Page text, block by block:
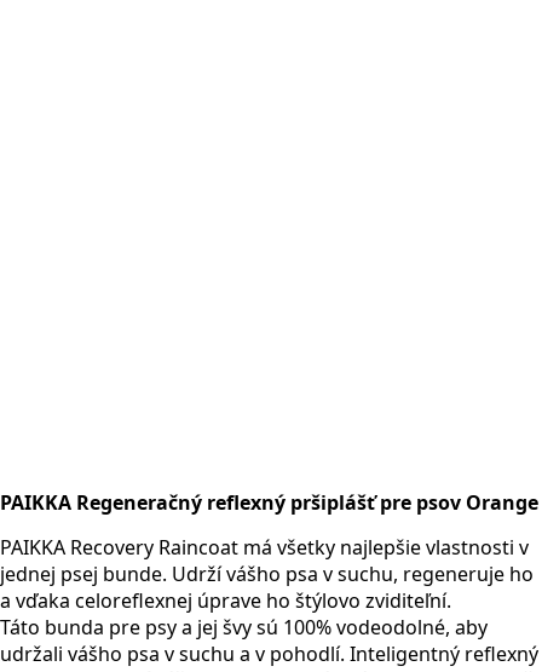
PAIKKA Regeneračný reflexný pršiplášť pre psov Orange
PAIKKA Recovery Raincoat má všetky najlepšie vlastnosti v
jednej psej bunde. Udrží vášho psa v suchu, regeneruje ho
a vďaka celoreflexnej úprave ho štýlovo zviditeľní.
Táto bunda pre psy a jej švy sú 100% vodeodolné, aby
udržali vášho psa v suchu a v pohodlí. Inteligentný reflexný